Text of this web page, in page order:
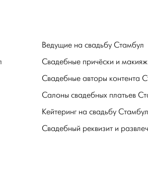
Ведущие на свадьбу Стамбул
Свадебные причёски и
Свадебные авторы контента
Салоны свадебных платьев
Кейтеринг на свадьбу Стамбул
Свадебный реквизит и